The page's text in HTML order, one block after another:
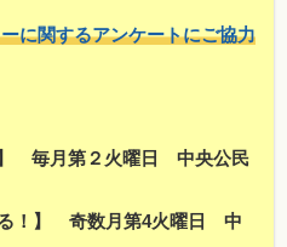
に関するアンケートにご協力
】 毎月第２火曜日 中央公民
る！】 奇数月第4火曜日 中